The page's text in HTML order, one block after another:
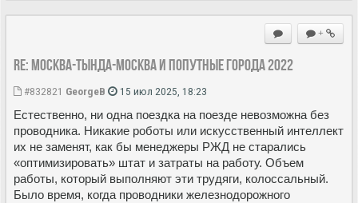
+
Re: Москва-Тында-Москва и попутные города 2022
#832821 GeorgeB 15 июл 2025, 18:23
Естественно, ни одна поездка на поезде невозможна без
проводника. Никакие роботы или искусственный интеллект
их не заменят, как бы менеджеры РЖД не старались
«оптимизировать» штат и затраты на работу. Объем
работы, который выполняют эти трудяги, колоссальный.
Было время, когда проводники железнодорожного